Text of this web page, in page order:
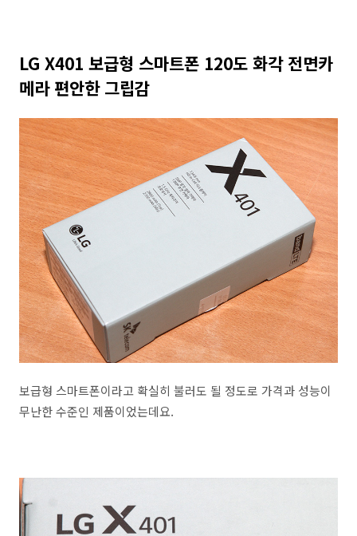
LG X401 보급형 스마트폰 120도 화각 전면카
메라 편안한 그립감
보급형 스마트폰이라고 확실히 불러도 될 정도로 가격과 성능이
무난한 수준인 제품이었는데요.